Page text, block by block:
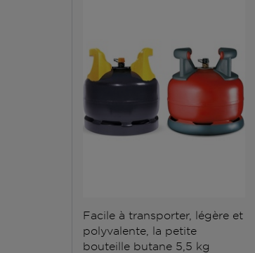
Facile à transporter, légère et
polyvalente, la petite
bouteille butane 5,5 kg